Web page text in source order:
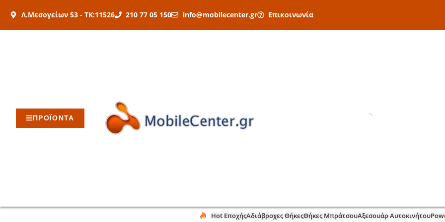
στο
Λ.Μεσογείων 53 - ΤΚ:11526 210 77 05 150 info@mobilecenter.gr Επικοινωνία
ΠΡΟΪΟΝΤΑ
Hot ΕποχήςΑδιάβροχες ΘήκεςΘήκες ΜπράτσουΑξεσουάρ Αυτοκινήτου